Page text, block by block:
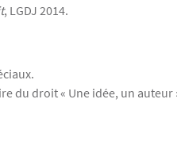
, LGDJ 2014.
du droit « Une idée, un auteur